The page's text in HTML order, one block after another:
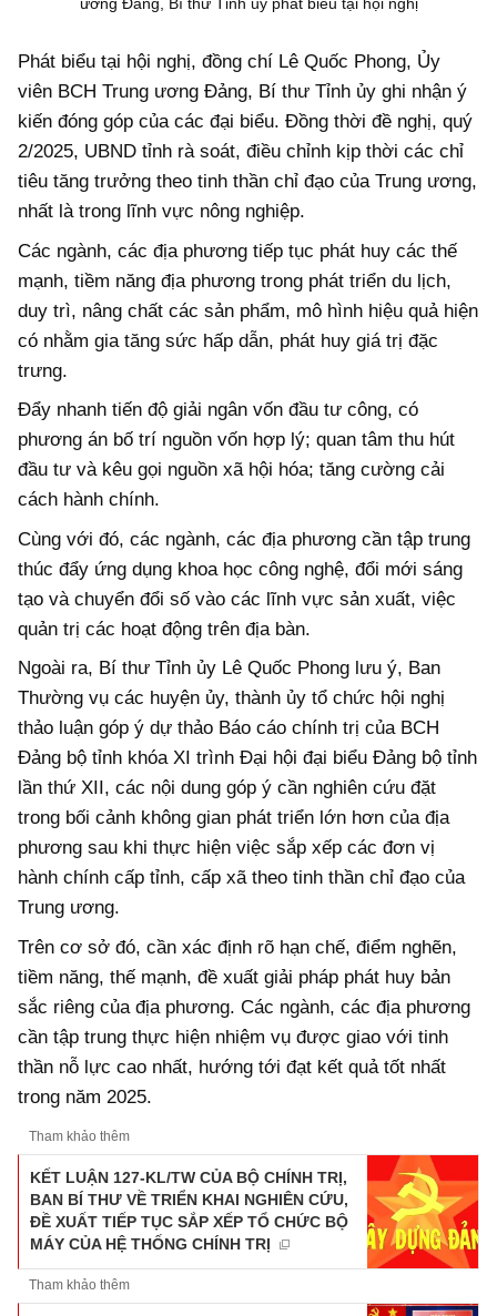
Phát biểu tại hội nghị, đồng chí Lê Quốc Phong, Ủy
viên BCH Trung ương Đảng, Bí thư Tỉnh ủy ghi nhận ý
kiến đóng góp của các đại biểu. Đồng thời đề nghị, quý
2/2025, UBND tỉnh rà soát, điều chỉnh kịp thời các chỉ
tiêu tăng trưởng theo tinh thần chỉ đạo của Trung ương,
nhất là trong lĩnh vực nông nghiệp.
Các ngành, các địa phương tiếp tục phát huy các thế
mạnh, tiềm năng địa phương trong phát triển du lịch,
duy trì, nâng chất các sản phẩm, mô hình hiệu quả hiện
có nhằm gia tăng sức hấp dẫn, phát huy giá trị đặc
trưng.
Đẩy nhanh tiến độ giải ngân vốn đầu tư công, có
phương án bố trí nguồn vốn hợp lý; quan tâm thu hút
đầu tư và kêu gọi nguồn xã hội hóa; tăng cường cải
cách hành chính.
Cùng với đó, các ngành, các địa phương cần tập trung
thúc đẩy ứng dụng khoa học công nghệ, đổi mới sáng
tạo và chuyển đổi số vào các lĩnh vực sản xuất, việc
quản trị các hoạt động trên địa bàn.
Ngoài ra, Bí thư Tỉnh ủy Lê Quốc Phong lưu ý, Ban
Thường vụ các huyện ủy, thành ủy tổ chức hội nghị
thảo luận góp ý dự thảo Báo cáo chính trị của BCH
Đảng bộ tỉnh khóa XI trình Đại hội đại biểu Đảng bộ tỉnh
lần thứ XII, các nội dung góp ý cần nghiên cứu đặt
trong bối cảnh không gian phát triển lớn hơn của địa
phương sau khi thực hiện việc sắp xếp các đơn vị
hành chính cấp tỉnh, cấp xã theo tinh thần chỉ đạo của
Trung ương.
Trên cơ sở đó, cần xác định rõ hạn chế, điểm nghẽn,
tiềm năng, thế mạnh, đề xuất giải pháp phát huy bản
sắc riêng của địa phương. Các ngành, các địa phương
cần tập trung thực hiện nhiệm vụ được giao với tinh
thần nỗ lực cao nhất, hướng tới đạt kết quả tốt nhất
trong năm 2025.
Tham khảo thêm
KẾT LUẬN 127-KL/TW CỦA BỘ CHÍNH TRỊ,
BAN BÍ THƯ VỀ TRIỂN KHAI NGHIÊN CỨU,
ĐỀ XUẤT TIẾP TỤC SẮP XẾP TỔ CHỨC BỘ
MÁY CỦA HỆ THỐNG CHÍNH TRỊ
Tham khảo thêm